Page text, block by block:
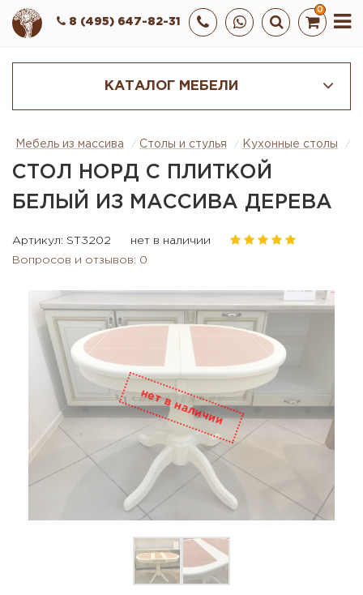
0
8 (495) 647-82-31
КАТАЛОГ МЕБЕЛИ
Мебель из массива Столы и стулья Кухонные столы
СТОЛ НОРД С ПЛИТКОЙ
БЕЛЫЙ ИЗ МАССИВА ДЕРЕВА
Артикул: ST3202
нет в наличии
Вопросов и отзывов: 0